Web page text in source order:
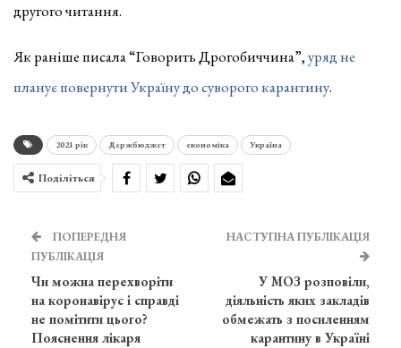
другого читання.
Як раніше писала “Говорить Дрогобиччина”,уряд не
планує повернути Україну до суворого карантину.
2021 рік Держбюджет економіка Україна
Поділіться
ПОПЕРЕДНЯ
ПУБЛІКАЦІЯ
Чи можна перехворіти
на коронавірус і справді
не помітити цього?
Пояснення лікаря
НАСТУПНА ПУБЛІКАЦІЯ
У МОЗ розповіли,
діяльність яких закладів
обмежать з посиленням
карантину в Україні